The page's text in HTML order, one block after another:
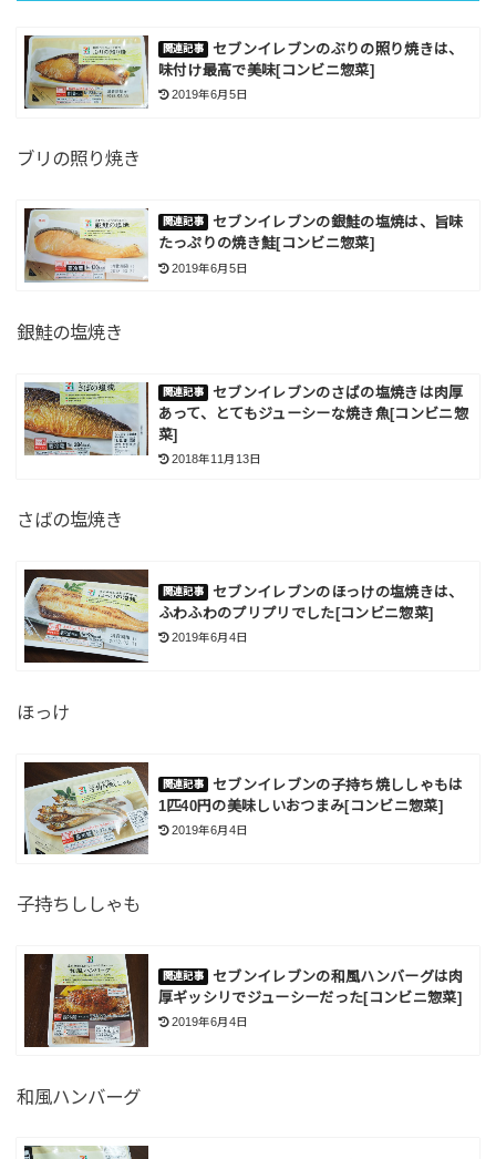
セブンイレブンのぶりの照り焼きは、
味付け最高で美味[コンビニ惣菜]
2019年6月5日
ブリの照り焼き
セブンイレブンの銀鮭の塩焼は、旨味
たっぷりの焼き鮭[コンビニ惣菜]
2019年6月5日
銀鮭の塩焼き
セブンイレブンのさばの塩焼きは肉厚
あって、とてもジューシーな焼き魚[コンビニ惣
菜]
2018年11月13日
さばの塩焼き
セブンイレブンのほっけの塩焼きは、
ふわふわのプリプリでした[コンビニ惣菜]
2019年6月4日
ほっけ
セブンイレブンの子持ち焼ししゃもは
1匹40円の美味しいおつまみ[コンビニ惣菜]
2019年6月4日
子持ちししゃも
セブンイレブンの和風ハンバーグは肉
厚ギッシリでジューシーだった[コンビニ惣菜]
2019年6月4日
和風ハンバーグ